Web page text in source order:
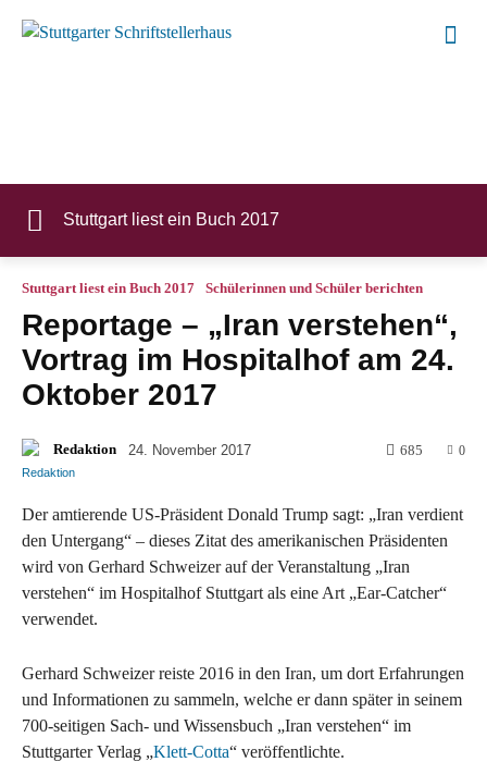
Stuttgart liest ein Buch 2017
Stuttgart liest ein Buch 2017 Schülerinnen und Schüler berichten
Reportage – „Iran verstehen“,
Vortrag im Hospitalhof am 24.
Oktober 2017
Redaktion 24. November 2017 0
685
Der amtierende US-Präsident Donald Trump sagt: „Iran verdient
den Untergang“ – dieses Zitat des amerikanischen Präsidenten
wird von Gerhard Schweizer auf der Veranstaltung „Iran
verstehen“ im Hospitalhof Stuttgart als eine Art „Ear-Catcher“
verwendet.
Gerhard Schweizer reiste 2016 in den Iran, um dort Erfahrungen
und Informationen zu sammeln, welche er dann später in seinem
700-seitigen Sach- und Wissensbuch „Iran verstehen“ im
Stuttgarter Verlag „Klett-Cotta“ veröffentlichte.